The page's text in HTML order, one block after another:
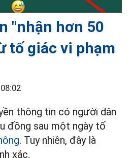
"nhận hơn 50
tố giác vi phạm
thông tin có người dân
đồng sau một ngày tố
. Tuy nhiên, đây là
xác.